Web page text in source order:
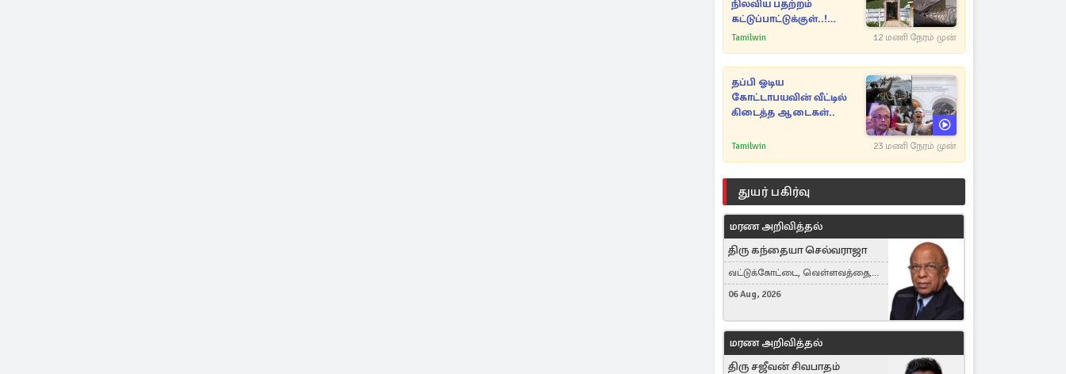
நிலவிய பதற்றம்
கட்டுப்பாட்டுக்குள்..!
அதிரடியாக களமிறங்கிய
Tamilwin 12 மணி நேரம் முன்
தப்பி ஓடிய
கோட்டாபயவின் வீட்டில்
கிடைத்த ஆடைகள்..
Tamilwin 23 மணி நேரம் முன்
துயர் பகிர்வு
மரண அறிவித்தல்
திரு கந்தையா செல்வராஜா
வட்டுக்கோட்டை, வெள்ளவத்தை,
Toronto, Canada
06 Aug, 2026
மரண அறிவித்தல்
திரு சஜீவன் சிவபாதம்